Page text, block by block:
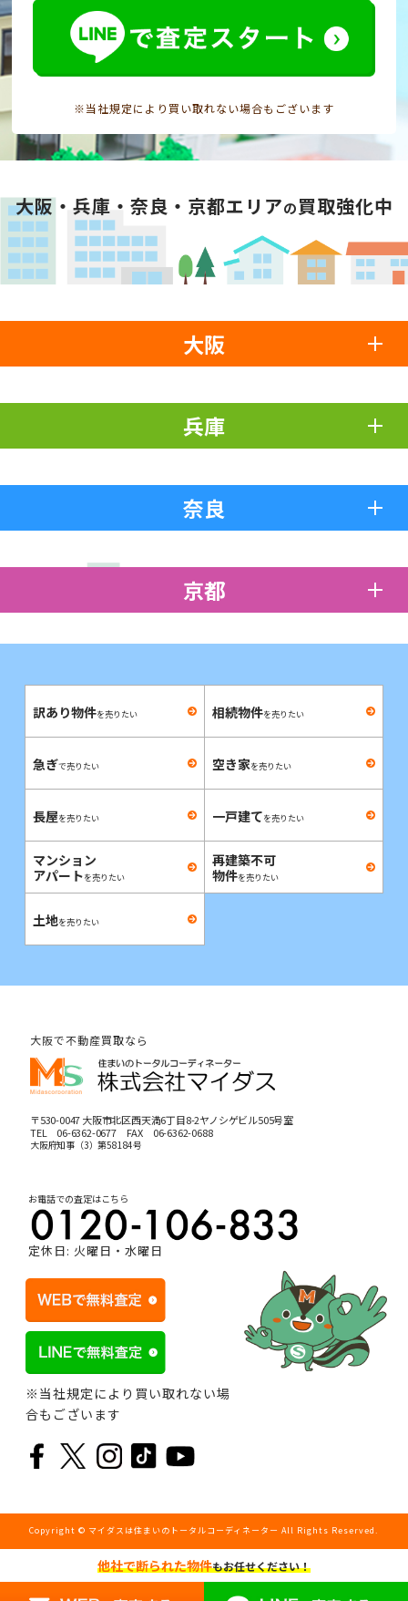
※当社規定により買い取れない場合もございます
大阪・兵庫・奈良・京都エリアの買取強化中
大阪
兵庫
奈良
京都
訳あり物件を売りたい 相続物件を売りたい
急ぎで売りたい 空き家を売りたい
長屋を売りたい 一戸建てを売りたい
マンション
アパートを売りたい
再建築不可
物件を売りたい
土地を売りたい
他社で断られた物件もお任せください！
大阪で不動産買取なら
〒530-0047 大阪市北区西天満6丁目8-2ヤノシゲビル505号室
TEL 06-6362-0677FAX 06-6362-0688
大阪府知事（3）第58184号
お電話での査定はこちら
定休日: 火曜日・水曜日
※当社規定により買い取れない場
合もございます
Copyright © マイダスは住まいのトータルコーディネーター All Rights Reserved.